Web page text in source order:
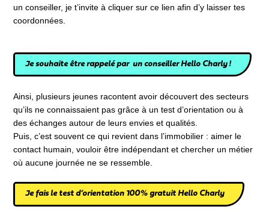
un conseiller, je t’invite à cliquer sur ce lien afin d’y laisser tes
coordonnées.
Je souhaite être rappelé par un conseiller Hello Charly !
Ainsi, plusieurs jeunes racontent avoir découvert des secteurs
qu’ils ne connaissaient pas grâce à un test d’orientation ou à
des échanges autour de leurs envies et qualités.
Puis, c’est souvent ce qui revient dans l’immobilier : aimer le
contact humain, vouloir être indépendant et chercher un métier
où aucune journée ne se ressemble.
Je fais le test d’orientation 100% gratuit Hello Charly